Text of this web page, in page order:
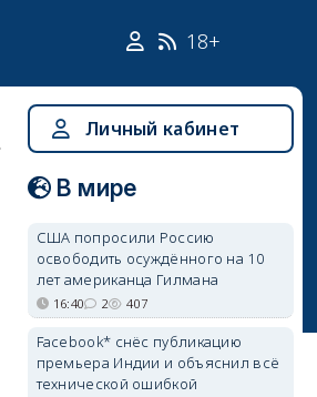
18+
Личный кабинет
В мире
США попросили Россию
освободить осуждённого на 10
лет американца Гилмана
16:40 2 407
Facebook* снёс публикацию
премьера Индии и объяснил всё
технической ошибкой